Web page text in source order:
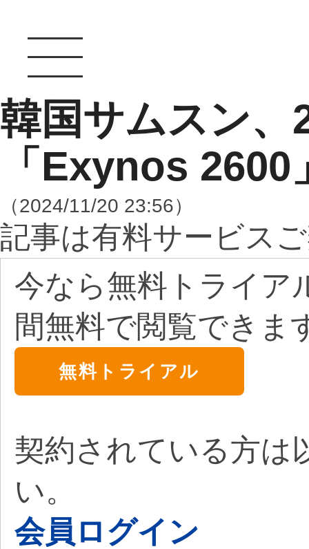
韓国サムスン
「Exynos 2600
（2024/11/20 23:56）
記事は有料サービス
今なら無料トライア
間無料で閲覧できま
無料トライアル
契約されている方は
い。
会員ログイン